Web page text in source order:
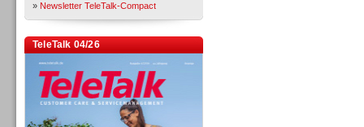
» Newsletter TeleTalk-Compact
TeleTalk 04/26